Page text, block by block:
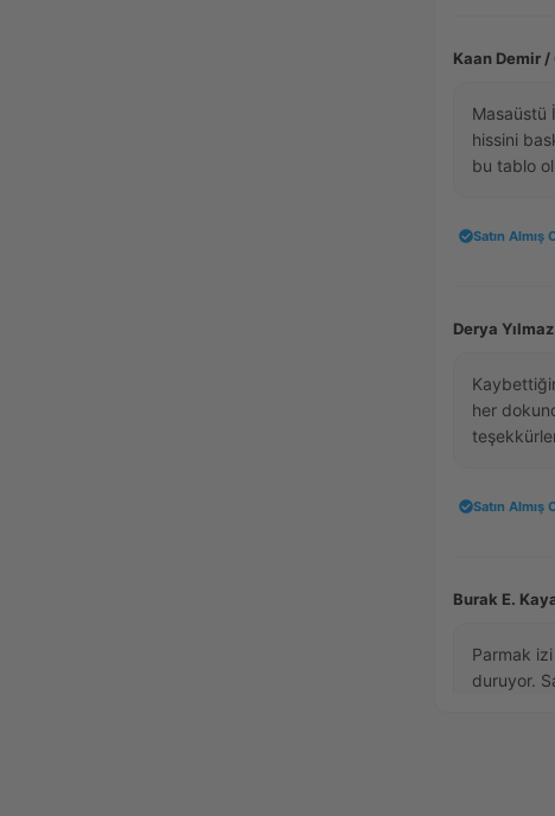
Kaan Demir
Masaüstü
hissini
bu tablo
Satın Almış
Derya
her
Satın Almış
Burak E.
Parmak
duruyor.